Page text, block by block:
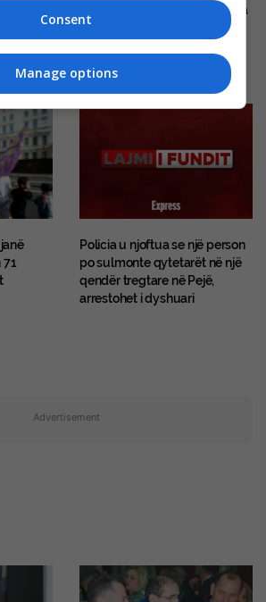
i
me
Kryeziu-Hyseni: Opozita po na
çon drejt një procesi të ri
Policia u njoftua se një person
po sulmonte qytetarët në një
qendër tregtare në Pejë,
arrestohet i dyshuari
Advertisement
Consent
Manage options